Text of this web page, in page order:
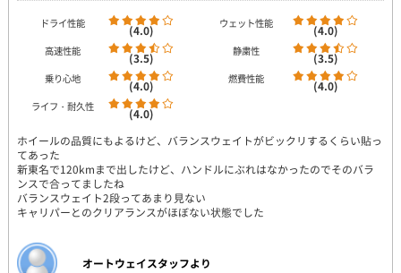
ドライ性能 (4.0) ウェット性能 (4.0)
高速性能 (3.5) 静粛性 (3.5)
乗り心地 (4.0) 燃費性能 (4.0)
ライフ・耐久性
(4.0)
ホイールの品質にもよるけど、バランスウェイトがビックリするくらい貼っ
てあった
新東名で120kmまで出したけど、ハンドルにぶれはなかったのでそのバラ
ンスで合ってましたね
バランスウェイト2段ってあまり見ない
キャリパーとのクリアランスがほぼない状態でした
オートウェイスタッフより